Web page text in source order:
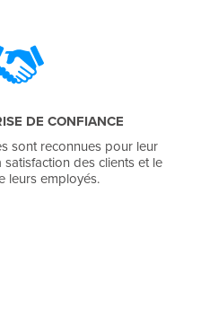
DE CONFIANCE
sont reconnues pour leur
des clients et le
leurs employés.